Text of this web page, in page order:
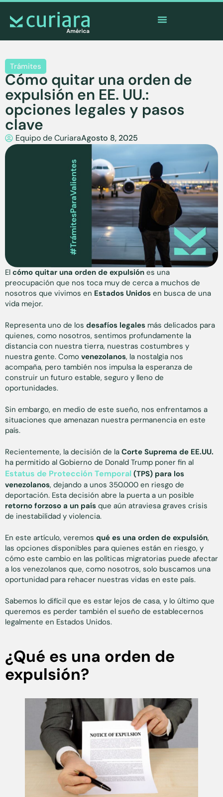
Trámites
Cómo quitar una orden de
expulsión en EE. UU.:
opciones legales y pasos
clave
Equipo de CuriaraAgosto 8, 2025
El cómo quitar una orden de expulsión es una
preocupación que nos toca muy de cerca a muchos de
nosotros que vivimos en Estados Unidos en busca de una
vida mejor.
Representa uno de los desafíos legales más delicados para
quienes, como nosotros, sentimos profundamente la
distancia con nuestra tierra, nuestras costumbres y
nuestra gente. Como venezolanos, la nostalgia nos
acompaña, pero también nos impulsa la esperanza de
construir un futuro estable, seguro y lleno de
oportunidades.
Sin embargo, en medio de este sueño, nos enfrentamos a
situaciones que amenazan nuestra permanencia en este
país.
Recientemente, la decisión de la Corte Suprema de EE.UU.
ha permitido al Gobierno de Donald Trump poner fin al
Estatus de Protección Temporal (TPS) para los
venezolanos, dejando a unos 350.000 en riesgo de
deportación. Esta decisión abre la puerta a un posible
retorno forzoso a un país que aún atraviesa graves crisis
de inestabilidad y violencia.
En este artículo, veremos qué es una orden de expulsión,
las opciones disponibles para quienes están en riesgo, y
cómo este cambio en las políticas migratorias puede afectar
a los venezolanos que, como nosotros, solo buscamos una
oportunidad para rehacer nuestras vidas en este país.
Sabemos lo difícil que es estar lejos de casa, y lo último que
queremos es perder también el sueño de establecernos
legalmente en Estados Unidos.
¿Qué es una orden de
expulsión?